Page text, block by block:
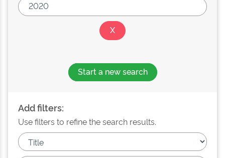
Start a new search
Add filters:
Use filters to refine the search results.